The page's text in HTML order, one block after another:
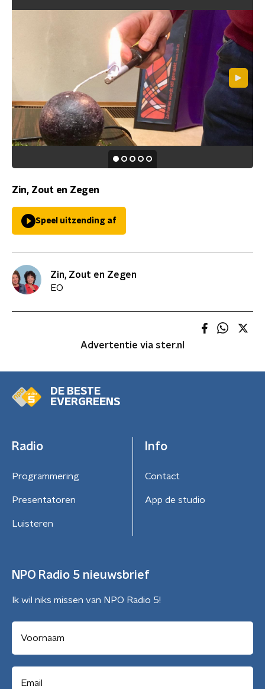
Zin, Zout en Zegen
Speel uitzending af
Zin, Zout en Zegen
EO
Advertentie via ster.nl
DE BESTE
EVERGREENS
Radio
Programmering
Presentatoren
Luisteren
Info
Contact
App de studio
NPO Radio 5 nieuwsbrief
Ik wil niks missen van NPO Radio 5!